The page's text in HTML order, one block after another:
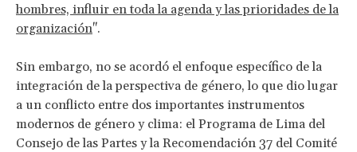
hombres, influir en toda la agenda y las prioridades de la
organización".
Sin embargo, no se acordó el enfoque específico de la
integración de la perspectiva de género, lo que dio lugar
a un conflicto entre dos importantes instrumentos
modernos de género y clima: el Programa de Lima del
Consejo de las Partes y la Recomendación 37 del Comité